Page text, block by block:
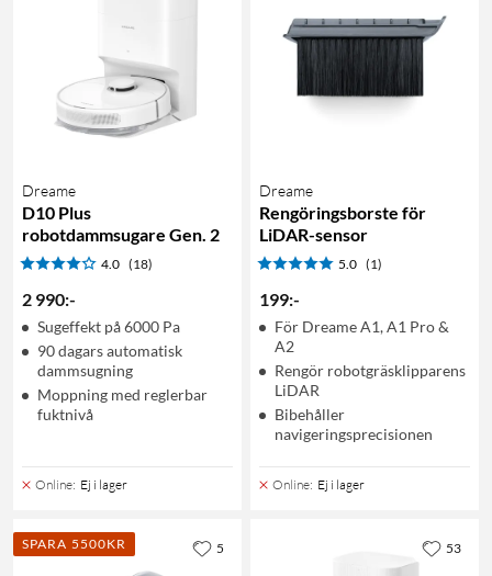
Dreame
D10 Plus
robotdammsugare Gen. 2
4.0 (18)
2 990:-
Sugeffekt på 6000 Pa
90 dagars automatisk
dammsugning
Moppning med reglerbar
fuktnivå
Online: Ej i lager
Dreame
Rengöringsborste för
LiDAR-sensor
5.0 (1)
199:-
För Dreame A1, A1 Pro &
A2
Rengör robotgräsklipparens
LiDAR
Bibehåller
navigeringsprecisionen
Online: Ej i lager
SPARA 5500KR 5 53